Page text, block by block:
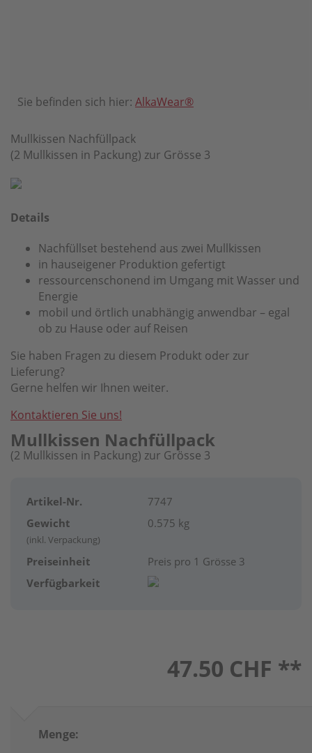
Sie befinden sich hier: AlkaWear®
Mullkissen Nachfüllpack
(2 Mullkissen in Packung) zur Grösse 3
Details
Nachfüllset bestehend aus zwei Mullkissen
in hauseigener Produktion gefertigt
ressourcenschonend im Umgang mit Wasser und
Energie
mobil und örtlich unabhängig anwendbar – egal
ob zu Hause oder auf Reisen
Sie haben Fragen zu diesem Produkt oder zur
Lieferung?
Gerne helfen wir Ihnen weiter.
Kontaktieren Sie uns!
Mullkissen Nachfüllpack
(2 Mullkissen in Packung) zur Grösse 3
Artikel-Nr.
7747
Gewicht
(inkl. Verpackung)
0.575 kg
Preiseinheit
Preis pro 1 Grösse 3
Verfügbarkeit
47.50 CHF **
Menge: